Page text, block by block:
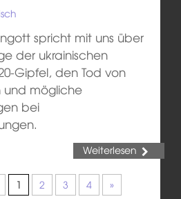
spricht mit uns über
der ukrainischen
Gipfel, den Tod von
und mögliche
bei
Weiterlesen
1 2 3 4 »